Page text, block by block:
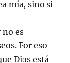
mía, sino si
no es
Por eso
Dios está